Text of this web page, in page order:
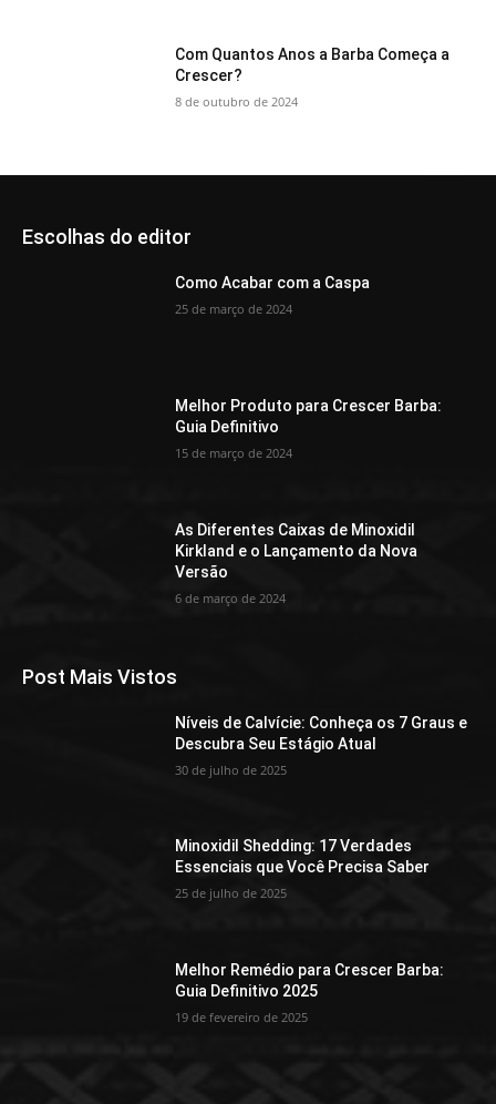
Com Quantos Anos a Barba Começa a
Crescer?
8 de outubro de 2024
Escolhas do editor
Como Acabar com a Caspa
25 de março de 2024
Melhor Produto para Crescer Barba:
Guia Definitivo
15 de março de 2024
As Diferentes Caixas de Minoxidil
Kirkland e o Lançamento da Nova
Versão
6 de março de 2024
Post Mais Vistos
Níveis de Calvície: Conheça os 7 Graus e
Descubra Seu Estágio Atual
30 de julho de 2025
Minoxidil Shedding: 17 Verdades
Essenciais que Você Precisa Saber
25 de julho de 2025
Melhor Remédio para Crescer Barba:
Guia Definitivo 2025
19 de fevereiro de 2025